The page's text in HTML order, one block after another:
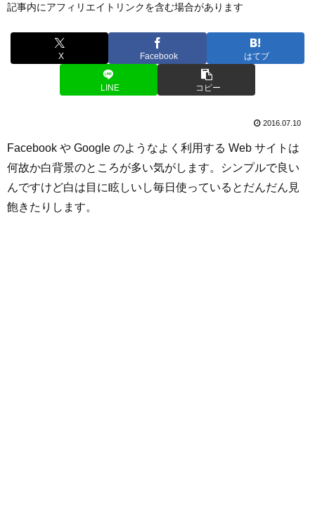
記事内にアフィリエイトリンクを含む場合があります
X Facebook はてブ
LINE コピー
2016.07.10
Facebook や Google のようなよく利用する Web サイトは
何故か白背景のところが多い気がします。シンプルで良い
んですけど白は目に眩しいし毎日使っているとだんだん見
飽きたりします。